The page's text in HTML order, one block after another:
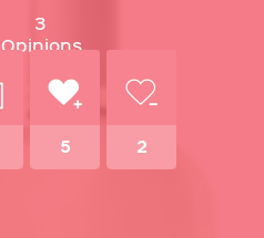
3
Opinions
5 2